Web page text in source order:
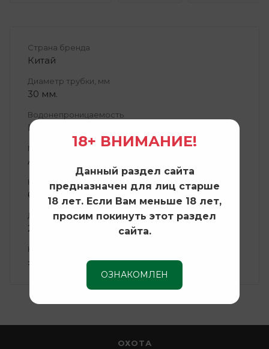
Страна бренда
Китай
Диаметр трубки, мм
30 мм.
Водонепроницаемость
IP66
Материал корпуса
Авиационный алюминий
Кратность
6х
Диаметр объектива
24 мм.
Коррекция диоптрий, (Дптр)
± 2 дптр
ОХОТА
18+ ВНИМАНИЕ!
Данный раздел сайта
предназначен для лиц старше
18 лет. Если Вам меньше 18 лет,
просим покинуть этот раздел
сайта.
ОЗНАКОМЛЕН